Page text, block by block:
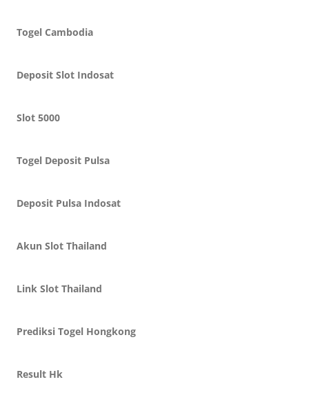
Togel Cambodia
Deposit Slot Indosat
Slot 5000
Togel Deposit Pulsa
Deposit Pulsa Indosat
Akun Slot Thailand
Link Slot Thailand
Prediksi Togel Hongkong
Result Hk